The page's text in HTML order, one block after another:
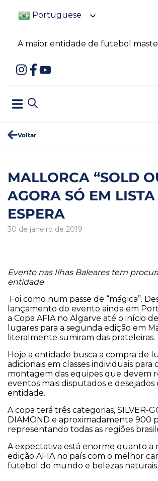
Portuguese
A maior entidade de futebol
Voltar
MALLORCA “SOLD
AGORA SÓ EM
ESPERA
30 de janeiro de 2019
Evento nas Ilhas Baleares tem
entidade
Foi como num passe de “mágica”.
lançamento do evento ainda em
a Copa AFIA no Algarve até o início
lugares para a segunda edição em
literalmente sumiram das prateleiras.
Hoje a entidade busca a compra de
adicionais em classes individuais para
montagem das equipes que devem
eventos mais disputados e desejados
entidade.
A copa terá três categorias, SILVER-
DIAMOND e aproximadamente 900
representando todas as regiões
A expectativa está enorme quanto a
edição AFIA no país com o melhor
futebol do mundo e belezas naturais